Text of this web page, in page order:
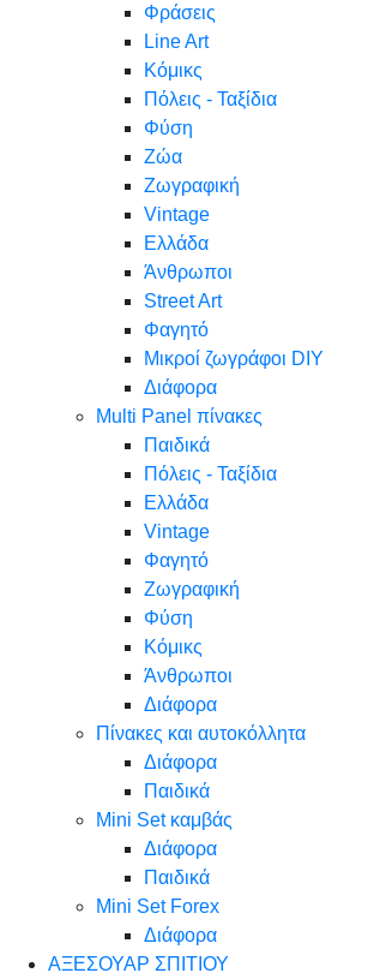
Φράσεις
Line Art
Κόμικς
Πόλεις - Ταξίδια
Φύση
Ζώα
Ζωγραφική
Vintage
Ελλάδα
Άνθρωποι
Street Art
Φαγητό
Μικροί ζωγράφοι DIY
Διάφορα
Multi Panel πίνακες
Παιδικά
Πόλεις - Ταξίδια
Ελλάδα
Vintage
Φαγητό
Ζωγραφική
Φύση
Κόμικς
Άνθρωποι
Διάφορα
Πίνακες και αυτοκόλλητα
Διάφορα
Παιδικά
Mini Set καμβάς
Διάφορα
Παιδικά
Mini Set Forex
Διάφορα
ΑΞΕΣΟΥΑΡ ΣΠΙΤΙΟΥ